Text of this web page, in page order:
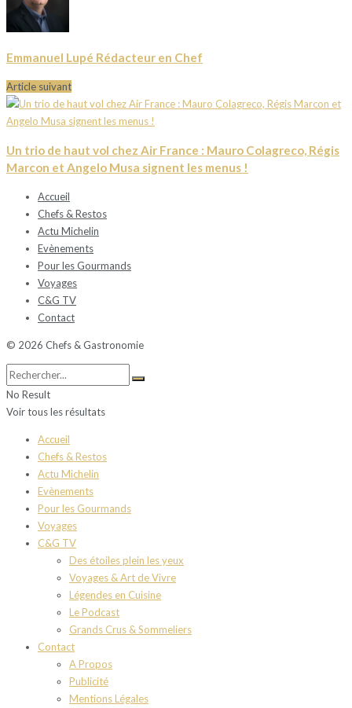
Emmanuel Lupé Rédacteur en Chef
Article suivant
Un trio de haut vol chez Air France : Mauro Colagreco, Régis
Marcon et Angelo Musa signent les menus !
Accueil
Chefs & Restos
Actu Michelin
Evènements
Pour les Gourmands
Voyages
C&G TV
Contact
© 2026 Chefs & Gastronomie
No Result
Voir tous les résultats
Accueil
Chefs & Restos
Actu Michelin
Evènements
Pour les Gourmands
Voyages
C&G TV
Des étoiles plein les yeux
Voyages & Art de Vivre
Légendes en Cuisine
Le Podcast
Grands Crus & Sommeliers
Contact
A Propos
Publicité
Mentions Légales